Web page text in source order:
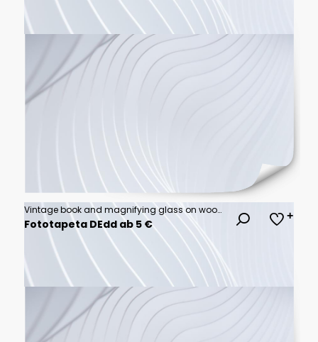
Vintage book and magnifying glass on wooden desk
Fototapeta DEdd ab 5 €